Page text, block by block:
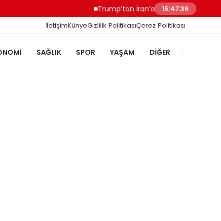
Trump’tan İran’a Müzakere Uyarısı Son
15:47:37
İletişimKünyeGizlilik PolitikasıÇerez Politikası
SAĞLIK SPOR YAŞAM DIĞER